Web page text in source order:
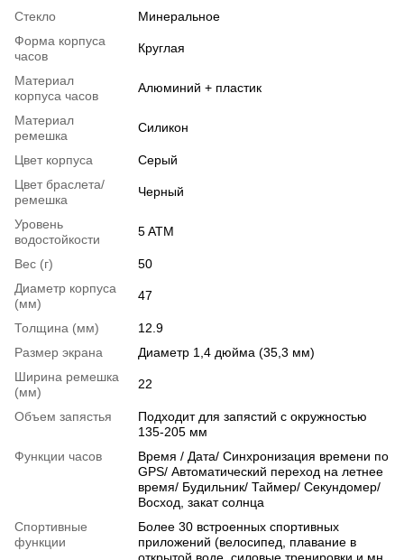
Стекло
Минеральное
Форма корпуса
часов
Круглая
Материал
корпуса часов
Алюминий + пластик
Материал
ремешка
Силикон
Цвет корпуса
Серый
Цвет браслета/
ремешка
Черный
Уровень
водостойкости
5 ATM
Вес (г)
50
Диаметр корпуса
(мм)
47
Толщина (мм)
12.9
Размер экрана
Диаметр 1,4 дюйма (35,3 мм)
Ширина ремешка
(мм)
22
Объем запястья
Подходит для запястий с окружностью
135-205 мм
Функции часов
Время / Дата/ Синхронизация времени по
GPS/ Автоматический переход на летнее
время/ Будильник/ Таймер/ Секундомер/
Восход, закат солнца
Спортивные
функции
Более 30 встроенных спортивных
приложений (велосипед, плавание в
открытой воде, силовые тренировки и мн.